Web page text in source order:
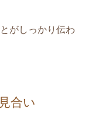
がしっかり伝わ
ます。
合い